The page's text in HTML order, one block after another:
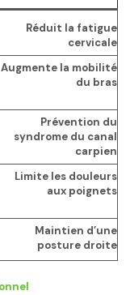
Réduit la fatigue
cervicale
Augmente la mobilité
du bras
Prévention du
syndrome du canal
carpien
Limite les douleurs
aux poignets
Maintien d’une
posture droite